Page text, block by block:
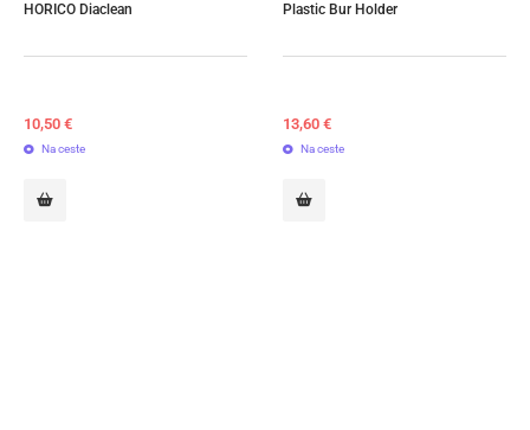
HORICO Diaclean
10,50 €
Na ceste
Plastic Bur Holder
13,60 €
Na ceste